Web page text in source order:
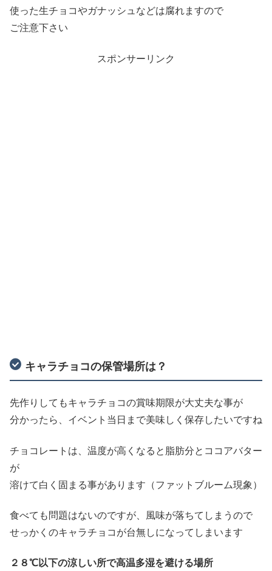
使った生チョコやガナッシュなどは腐れますので
ご注意下さい
スポンサーリンク
キャラチョコの保管場所は？
先作りしてもキャラチョコの賞味期限が大丈夫な事が
分かったら、イベント当日まで美味しく保存したいですね
チョコレートは、温度が高くなると脂肪分とココアバター
が
溶けて白く固まる事があります（ファットブルーム現象）
食べても問題はないのですが、風味が落ちてしまうので
せっかくのキャラチョコが台無しになってしまいます
２８℃以下の涼しい所で高温多湿を避ける場所